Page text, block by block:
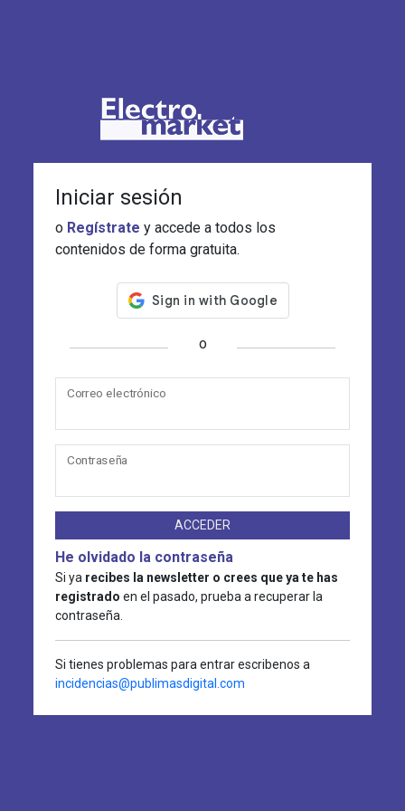
Iniciar sesión
o Regístrate y accede a todos los
contenidos de forma gratuita.
o
Correo electrónico
Contraseña
ACCEDER
He olvidado la contraseña
Si ya recibes la newsletter o crees que ya te has
registrado en el pasado, prueba a recuperar la
contraseña.
Si tienes problemas para entrar escribenos a
incidencias@publimasdigital.com